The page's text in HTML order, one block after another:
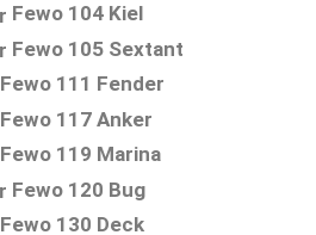
Fewo 104 Kiel
Fewo 105 Sextant
Fewo 111 Fender
Fewo 117 Anker
Fewo 119 Marina
Fewo 120 Bug
Fewo 130 Deck